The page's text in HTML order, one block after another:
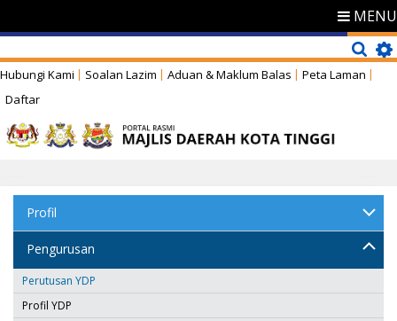
MENU
Hubungi Kami Soalan Lazim Aduan & Maklum Balas
Peta Laman
Daftar
Profil
Pengurusan
Perutusan YDP
Profil YDP